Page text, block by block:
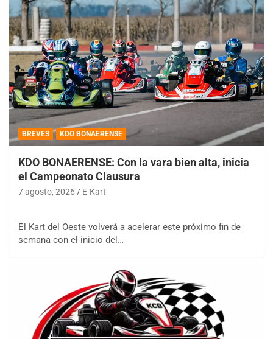
BREVES KDO BONAERENSE
KDO BONAERENSE: Con la vara bien alta, inicia
el Campeonato Clausura
7 agosto, 2026 E-Kart
El Kart del Oeste volverá a acelerar este próximo fin de
semana con el inicio del…